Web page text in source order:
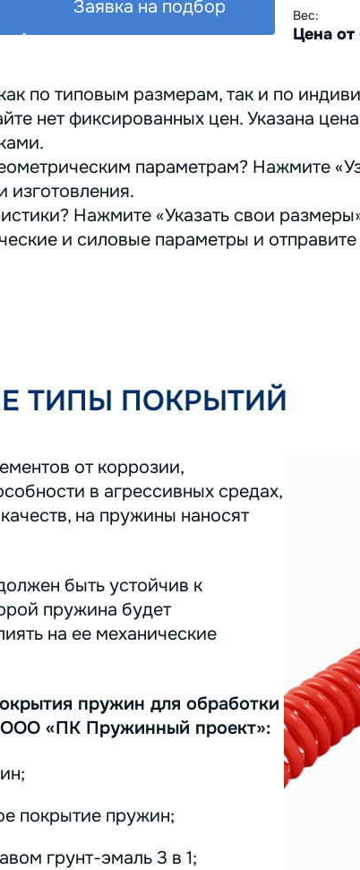
Вес:
Цена от
Заявка на подбор
по типовым размерам, так и по
нет фиксированных цен. Указана
параметрам? Нажмите
изготовления.
Нажмите «Указать свои
и силовые параметры и
ТИПЫ ПОКРЫТИЙ
от коррозии,
в агрессивных средах,
на пружины наносят
быть устойчив к
пружина будет
на ее механические
пружин для обработки
«ПК Пружинный проект»:
покрытие пружин;
грунт-эмаль 3 в 1;